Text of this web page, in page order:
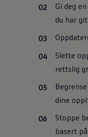
Gi deg
du har
Slette
rettslig
dine
Stoppe
basert